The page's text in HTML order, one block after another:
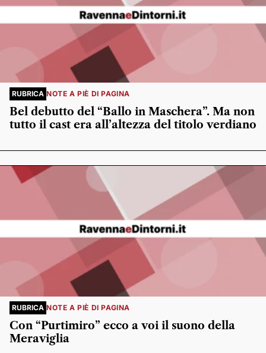
RUBRICA NOTE A PIÈ DI PAGINA
Bel debutto del “Ballo in Maschera”. Ma non
tutto il cast era all’altezza del titolo verdiano
RUBRICA NOTE A PIÈ DI PAGINA
Con “Purtimiro” ecco a voi il suono della
Meraviglia